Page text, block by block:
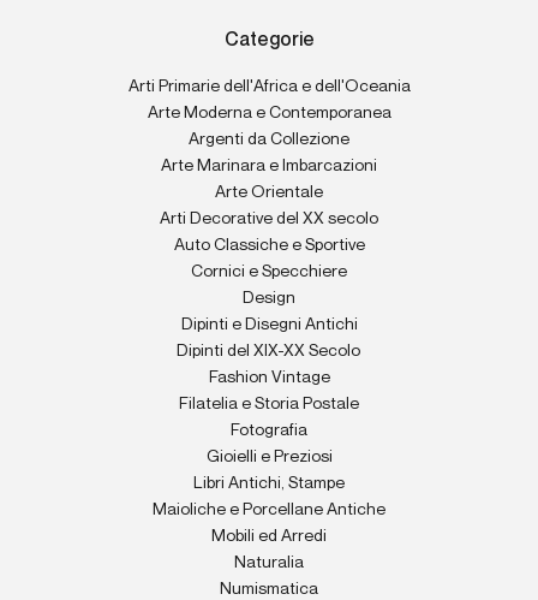
Categorie
Arti Primarie dell'Africa e dell'Oceania
Arte Moderna e Contemporanea
Argenti da Collezione
Arte Marinara e Imbarcazioni
Arte Orientale
Arti Decorative del XX secolo
Auto Classiche e Sportive
Cornici e Specchiere
Design
Dipinti e Disegni Antichi
Dipinti del XIX-XX Secolo
Fashion Vintage
Filatelia e Storia Postale
Fotografia
Gioielli e Preziosi
Libri Antichi, Stampe
Maioliche e Porcellane Antiche
Mobili ed Arredi
Naturalia
Numismatica